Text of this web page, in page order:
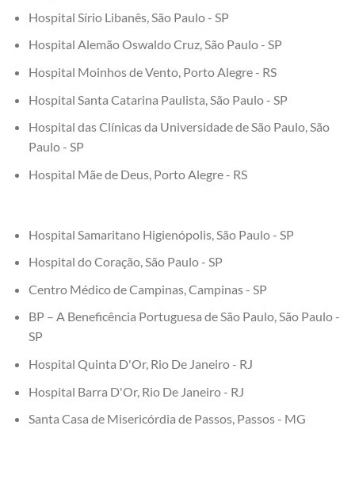
Hospital Sírio Libanês, São Paulo - SP
Hospital Alemão Oswaldo Cruz, São Paulo - SP
Hospital Moinhos de Vento, Porto Alegre - RS
Hospital Santa Catarina Paulista, São Paulo - SP
Hospital das Clínicas da Universidade de São Paulo, São
Paulo - SP
Hospital Mãe de Deus, Porto Alegre - RS
Hospital Samaritano Higienópolis, São Paulo - SP
Hospital do Coração, São Paulo - SP
Centro Médico de Campinas, Campinas - SP
BP – A Beneficência Portuguesa de São Paulo, São Paulo -
SP
Hospital Quinta D'Or, Rio De Janeiro - RJ
Hospital Barra D'Or, Rio De Janeiro - RJ
Santa Casa de Misericórdia de Passos, Passos - MG